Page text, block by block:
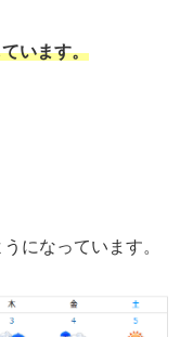
います。
になっています。